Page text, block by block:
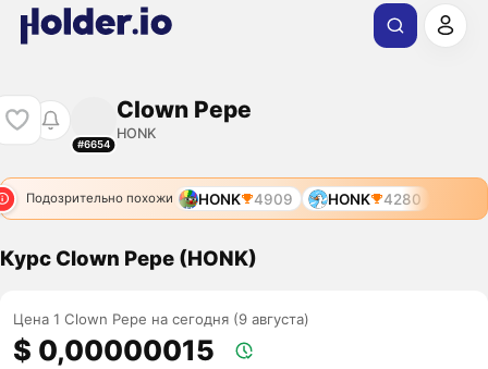
#6654
Clown Pepe
HONK
Подозрительно похожи HONK 4909 HONK 4280
Курс Clown Pepe (HONK)
Цена 1 Clown Pepe на сегодня (9 августа)
$ 0,00000015